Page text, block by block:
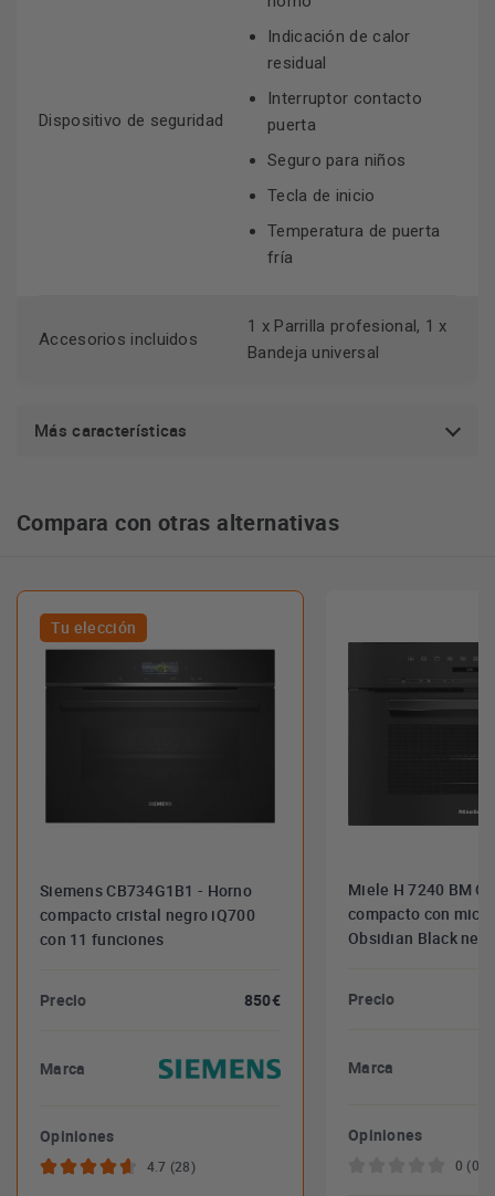
Como todos los productos de la marca Siemens, este horno
compacto está diseñado para durar. La calidad de sus
materiales y su excelente fabricación te aseguran un
de la verdadera calidad en tu cocina con este horno de la
Dispositivo de seguridad
Indicación de calor
residual
Interruptor contacto
puerta
Seguro para niños
Tecla de inicio
Temperatura de puerta
fría
Accesorios incluidos
1 x Parrilla profesional, 1 x
Bandeja universal
Más características
Compara con otras alternativas
Siemens CB734G1B1 - Horno
compacto cristal negro iQ700
con 11 funciones
Precio 850€
Marca
Opiniones
4.7 (28)
Tu elección
Miele H 7240 BM
compacto con
Obsidian Black
Precio
Marca
Opiniones
0 (0)